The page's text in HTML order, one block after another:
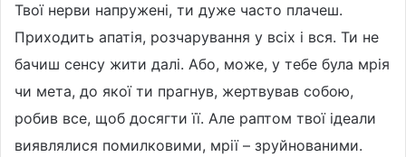
Твої нерви напружені, ти дуже часто плачеш.
Приходить апатія, розчарування у всіх і вся. Ти не
бачиш сенсу жити далі. Або, може, у тебе була мрія
чи мета, до якої ти прагнув, жертвував собою,
робив все, щоб досягти її. Але раптом твої ідеали
виявлялися помилковими, мрії – зруйнованими.